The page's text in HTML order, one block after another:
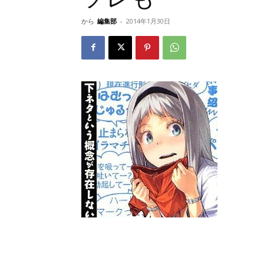
から 編集部 - 2014年1月30日